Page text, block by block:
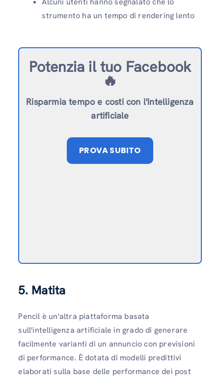
strumento ha un tempo di rendering lento
Potenzia il tuo Facebook
🔥
Risparmia tempo e costi con l'intelligenza
artificiale
PROVA SUBITO
5. Matita
Pencil è un'altra piattaforma basata
sull'intelligenza artificiale in grado di generare
facilmente varianti di un annuncio con previsioni
di performance. È dotata di modelli predittivi
elaborati sulla base delle performance dei post